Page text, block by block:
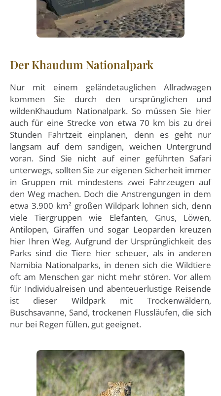
Der Khaudum Nationalpark
Nur mit einem geländetauglichen Allradwagen
kommen Sie durch den ursprünglichen und
wildenKhaudum Nationalpark. So müssen Sie hier
auch für eine Strecke von etwa 70 km bis zu drei
Stunden Fahrtzeit einplanen, denn es geht nur
langsam auf dem sandigen, weichen Untergrund
voran. Sind Sie nicht auf einer geführten Safari
unterwegs, sollten Sie zur eigenen Sicherheit immer
in Gruppen mit mindestens zwei Fahrzeugen auf
den Weg machen. Doch die Anstrengungen in dem
etwa 3.900 km² großen Wildpark lohnen sich, denn
viele Tiergruppen wie Elefanten, Gnus, Löwen,
Antilopen, Giraffen und sogar Leoparden kreuzen
hier Ihren Weg. Aufgrund der Ursprünglichkeit des
Parks sind die Tiere hier scheuer, als in anderen
Namibia Nationalparks, in denen sich die Wildtiere
oft am Menschen gar nicht mehr stören. Vor allem
für Individualreisen und abenteuerlustige Reisende
ist dieser Wildpark mit Trockenwäldern,
Buschsavanne, Sand, trockenen Flussläufen, die sich
nur bei Regen füllen, gut geeignet.